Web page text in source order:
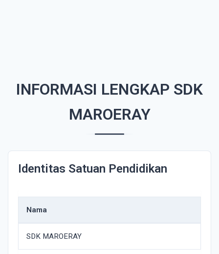
INFORMASI LENGKAP SDK
MAROERAY
Identitas Satuan Pendidikan
Nama
SDK MAROERAY